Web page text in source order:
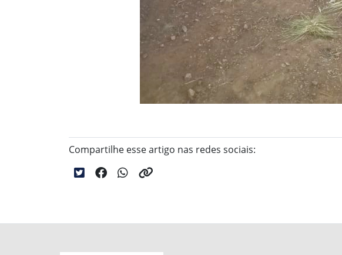
Compartilhe esse artigo nas redes sociais: